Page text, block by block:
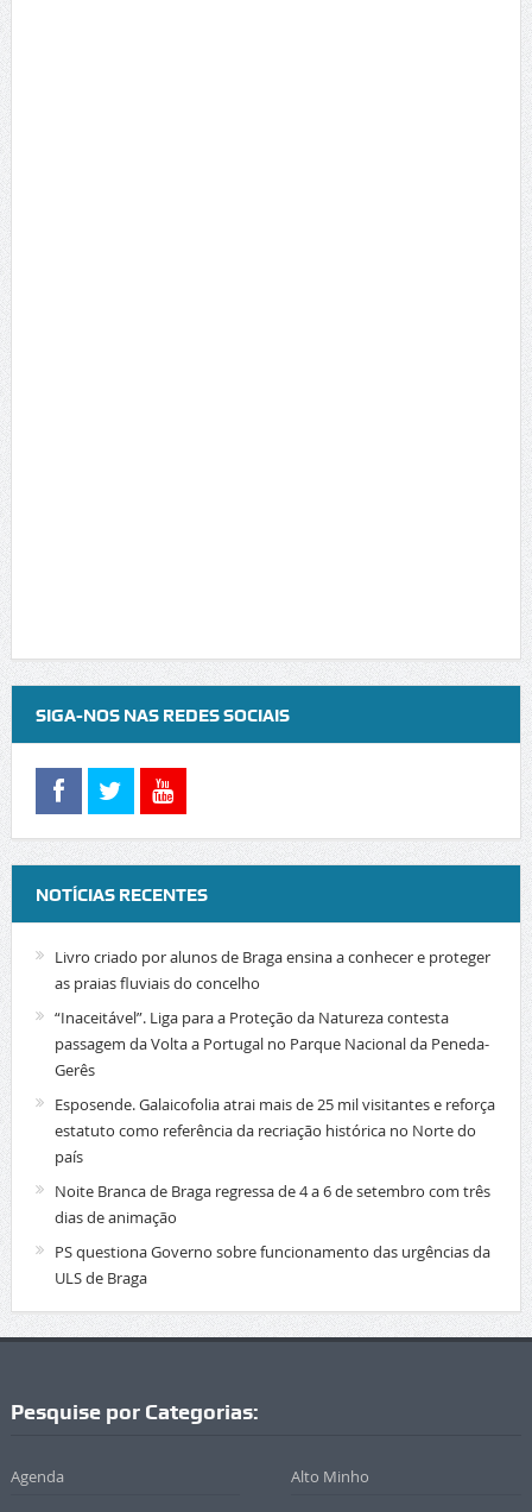
SIGA-NOS NAS REDES SOCIAIS
NOTÍCIAS RECENTES
Livro criado por alunos de Braga ensina a conhecer e proteger
as praias fluviais do concelho
“Inaceitável”. Liga para a Proteção da Natureza contesta
passagem da Volta a Portugal no Parque Nacional da Peneda-
Gerês
Esposende. Galaicofolia atrai mais de 25 mil visitantes e reforça
estatuto como referência da recriação histórica no Norte do
país
Noite Branca de Braga regressa de 4 a 6 de setembro com três
dias de animação
PS questiona Governo sobre funcionamento das urgências da
ULS de Braga
Pesquise por Categorias:
Agenda Alto Minho